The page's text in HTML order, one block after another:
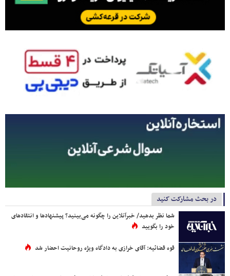
در بحث مشارکت کنید
شما نظر بدهید/ خبرآنلاین را چگونه می‌بینید؟ پیشنهادها و انتقادهای
خود را بگویید
قوه قضائیه: آقای خرازی به دادگاه ویژه روحانیت احضار شد